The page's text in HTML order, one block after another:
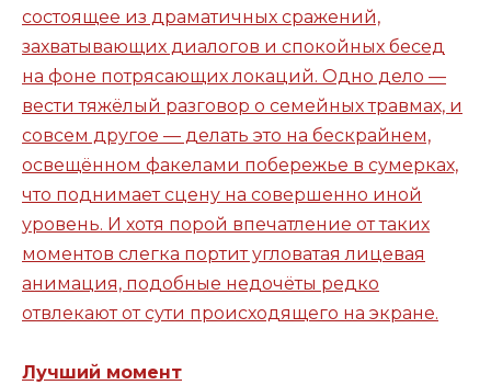
состоящее из драматичных сражений,
захватывающих диалогов и спокойных бесед
на фоне потрясающих локаций. Одно дело —
вести тяжёлый разговор о семейных травмах, и
совсем другое — делать это на бескрайнем,
освещённом факелами побережье в сумерках,
что поднимает сцену на совершенно иной
уровень. И хотя порой впечатление от таких
моментов слегка портит угловатая лицевая
анимация, подобные недочёты редко
отвлекают от сути происходящего на экране.
Лучший момент